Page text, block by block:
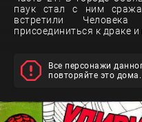
паук стал с ним
встретили
присоединиться к драке и
Все персонажи
повторяйте это дома.